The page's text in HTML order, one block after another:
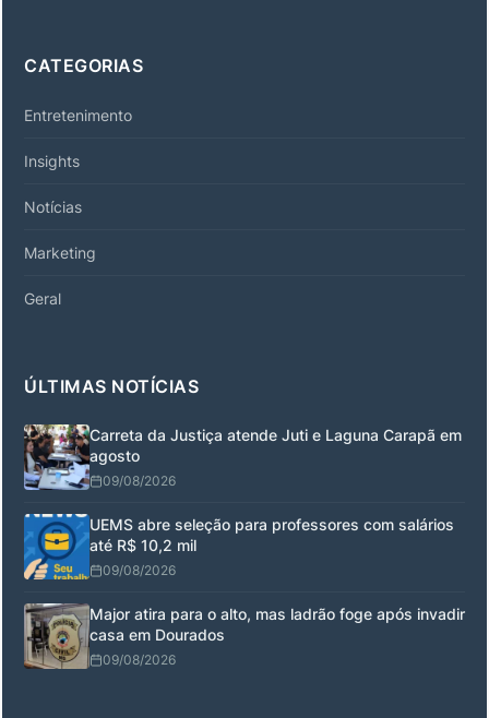
CATEGORIAS
Entretenimento
Insights
Notícias
Marketing
Geral
ÚLTIMAS NOTÍCIAS
Carreta da Justiça atende Juti e Laguna Carapã em
agosto
09/08/2026
UEMS abre seleção para professores com salários
até R$ 10,2 mil
09/08/2026
Major atira para o alto, mas ladrão foge após invadir
casa em Dourados
09/08/2026